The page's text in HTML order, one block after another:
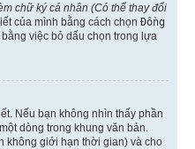
chữ ký cá nhân (Có thể thay đổi
của mình bằng cách chọn Đồng
việc bỏ dấu chọn trong lựa
Nếu bạn không nhìn thấy phần
dòng trong khung văn bản.
không giới hạn thời gian) và cho